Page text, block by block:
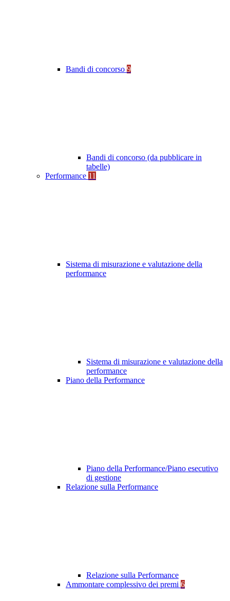
Bandi di concorso 9
Bandi di concorso (da pubblicare in
tabelle)
Performance 11
Sistema di misurazione e valutazione della
performance
Sistema di misurazione e valutazione della
performance
Piano della Performance
Piano della Performance/Piano esecutivo
di gestione
Relazione sulla Performance
Relazione sulla Performance
Ammontare complessivo dei premi 6